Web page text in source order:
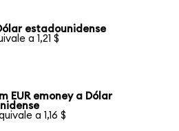
estadounidense
a 1,21 $
EUR emoney a Dólar
a 1,16 $